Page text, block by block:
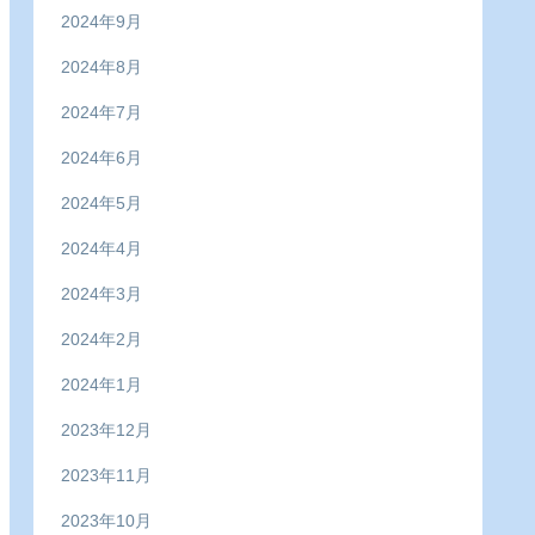
2024年9月
2024年8月
2024年7月
2024年6月
2024年5月
2024年4月
2024年3月
2024年2月
2024年1月
2023年12月
2023年11月
2023年10月